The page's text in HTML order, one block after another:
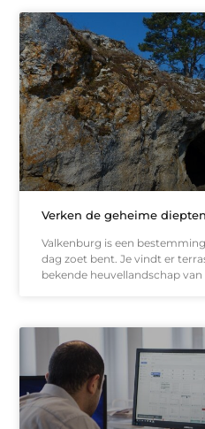
Verken de geheime
Valkenburg is een
dag zoet bent. Je vindt er
bekende heuvellandschap